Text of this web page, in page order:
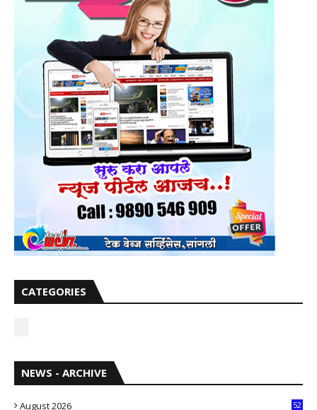
CATEGORIES
NEWS - ARCHIVE
August 2026 52